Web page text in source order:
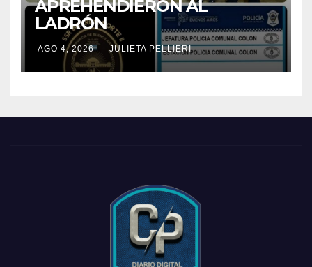
APREHENDIERON AL
LADRÓN
AGO 4, 2026 JULIETA PELLIERI